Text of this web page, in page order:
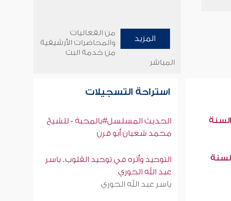
المزيد
من الفعاليات
والمحاضرات الأرشيفية
من خدمة البث
المباشر
استراحة التسجيلات
الحديث المسلسل#بالمحبة - للشيخ
محمد شعبان أبو قرن
التوحيد وأثره في توحيد القلوب. ياسر
عبد الله الحوري
ياسر عبد الله الحوري